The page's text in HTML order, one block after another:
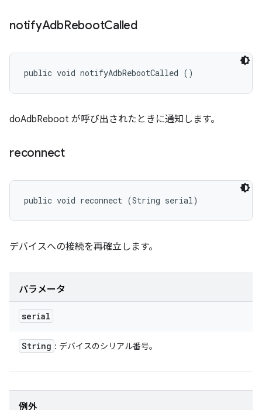
notifyAdbRebootCalled
public void notifyAdbRebootCalled ()
doAdbReboot が呼び出されたときに通知します。
reconnect
public void reconnect (String serial)
デバイスへの接続を再確立します。
パラメータ
serial
String : デバイスのシリアル番号。
例外